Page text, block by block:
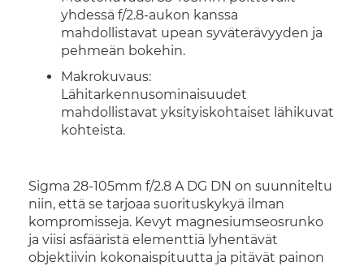
yhdessä f/2.8-aukon kanssa
mahdollistavat upean syväterävyyden ja
pehmeän bokehin.
Makrokuvaus:
Lähitarkennusominaisuudet
mahdollistavat yksityiskohtaiset lähikuvat
kohteista.
Sigma 28-105mm f/2.8 A DG DN on suunniteltu
niin, että se tarjoaa suorituskykyä ilman
kompromisseja. Kevyt magnesiumseosrunko
ja viisi asfääristä elementtiä lyhentävät
objektiivin kokonaispituutta ja pitävät painon